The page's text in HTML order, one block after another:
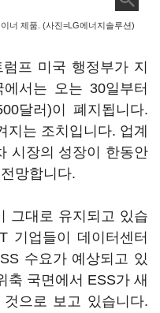
너 제품. (사진=LG에너지솔루션)
프 미국 행정부가 지
서는 오는 30일부터
달러)이 폐지됩니다.
지는 조치입니다. 업계
시장의 성장이 한동안
망합니다.
그대로 유지되고 있습
기업들이 데이터센터
수요가 예상되고 있
축 국면에서 ESS가 새
으로 보고 있습니다.